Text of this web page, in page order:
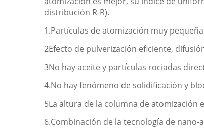
distribución R-R).
1.Partículas de atomización muy
2Efecto de pulverización eficiente,
3No hay aceite y partículas rociadas
4.No hay fenómeno de solidificación y
5La altura de la columna de atomización
6.Combinación de la tecnología de